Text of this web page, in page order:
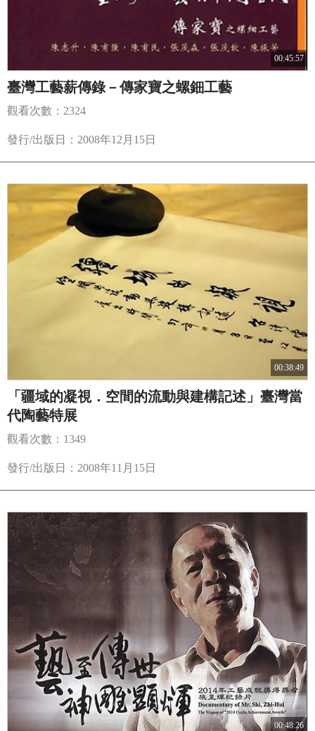
00:45:57
臺灣工藝薪傳錄－傳家寶之螺鈿工藝
觀看次數：2324
發行/出版日：2008年12月15日
00:38:49
「疆域的凝視．空間的流動與建構記述」臺灣當
代陶藝特展
觀看次數：1349
發行/出版日：2008年11月15日
00:48:26